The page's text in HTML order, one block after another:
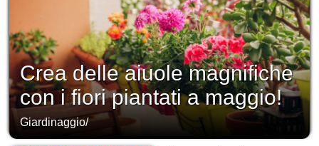
Crea delle aiuole magnifiche
con i fiori piantati a maggio!
Giardinaggio/